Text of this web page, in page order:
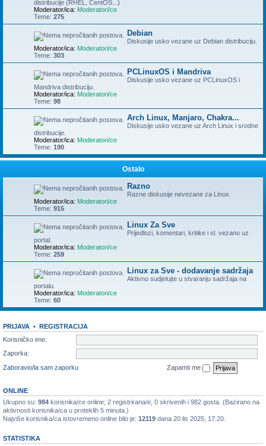
distribucije (RHEL, CentOS...)
Moderator/ica: Moderatori/ce
Teme: 275
Debian
Diskusije usko vezane uz Debian distribuciju.
Moderator/ica: Moderatori/ce
Teme: 303
PCLinuxOS i Mandriva
Diskusije usko vezane uz PCLinuxOS i
Mandriva distribuciju.
Moderator/ica: Moderatori/ce
Teme: 98
Arch Linux, Manjaro, Chakra...
Diskusije usko vezane uz Arch Linux i srodne
distribucije.
Moderator/ica: Moderatori/ce
Teme: 190
Ostalo
Razno
Razne diskusije nevezane za Linux.
Moderator/ica: Moderatori/ce
Teme: 915
Linux Za Sve
Prijedlozi, komentari, kritike i sl. vezano uz
portal.
Moderator/ica: Moderatori/ce
Teme: 259
Linux za Sve - dodavanje sadržaja
Aktivno sudjelujte u stvaranju sadržaja na
portalu.
Moderator/ica: Moderatori/ce
Teme: 60
PRIJAVA • REGISTRACIJA
Korisničko ime:
Zaporka:
Zaboravio/la sam zaporku
Zapamti me
ONLINE
Ukupno su: 984 korisnika/ce online; 2 registrirana/e, 0 skrivenih i 982 gosta. (Bazirano na
aktivnosti korisnika/ca u proteklih 5 minuta.)
Najviše korisnika/ca istovremeno online bilo je: 12119 dana 20 lis 2025, 17:20.
STATISTIKA